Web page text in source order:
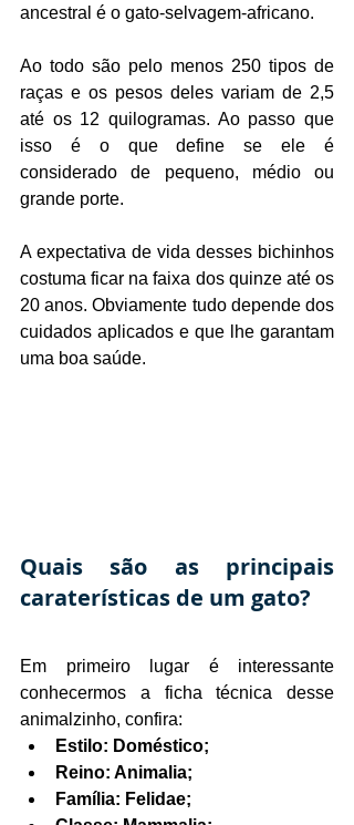
ancestral é o gato-selvagem-africano.
Ao todo são pelo menos 250 tipos de
raças e os pesos deles variam de 2,5
até os 12 quilogramas. Ao passo que
isso é o que define se ele é
considerado de pequeno, médio ou
grande porte.
A expectativa de vida desses bichinhos
costuma ficar na faixa dos quinze até os
20 anos. Obviamente tudo depende dos
cuidados aplicados e que lhe garantam
uma boa saúde.
Quais são as principais
caraterísticas de um gato?
Em primeiro lugar é interessante
conhecermos a ficha técnica desse
animalzinho, confira:
Estilo: Doméstico;
Reino: Animalia;
Família: Felidae;